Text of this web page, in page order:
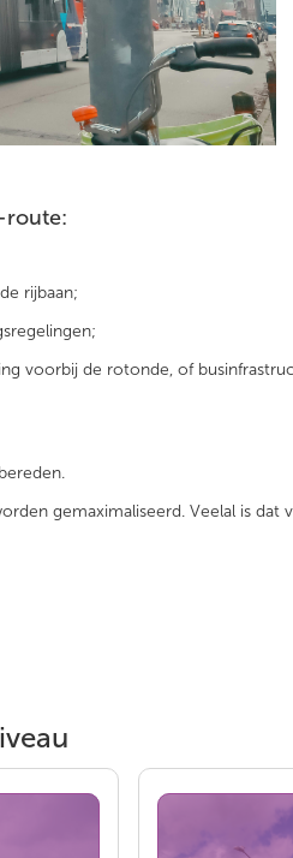
route:
rijbaan;
voorbij de rotonde, of
gemaximaliseerd. Veelal is dat